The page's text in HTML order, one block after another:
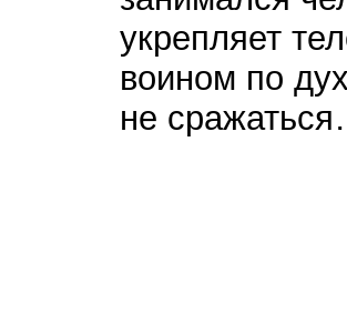
укрепляет
воином по
не